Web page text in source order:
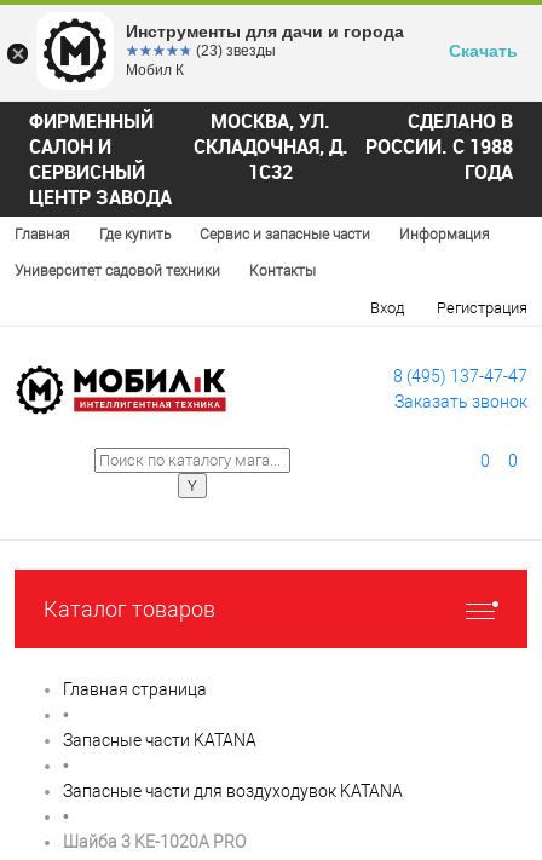
ФИРМЕННЫЙ
САЛОН И
СЕРВИСНЫЙ
ЦЕНТР ЗАВОДА
МОСКВА, УЛ.
СКЛАДОЧНАЯ, Д.
1С32
СДЕЛАНО В
РОССИИ. С 1988
ГОДА
Главная Где купить Сервис и запасные части Информация
Университет садовой техники Контакты
Вход Регистрация
8 (495) 137-47-47
Заказать звонок
0 0
Каталог товаров
Главная страница
•
Запасные части KATANA
•
Запасные части для воздуходувок KATANA
•
Шайба 3 KE-1020A PRO
Инструменты для дачи и города
☆☆☆☆☆
★★★★★ (23) звезды
Мобил К
Скачать